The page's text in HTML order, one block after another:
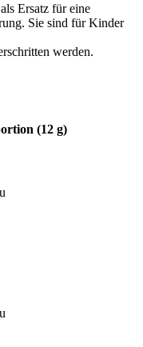
Ersatz für eine
Sie sind für Kinder
werden.
(12 g)